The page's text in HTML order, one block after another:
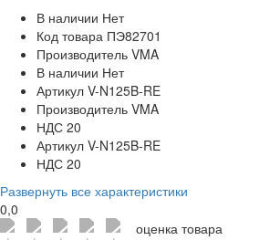
В наличии Нет
Код товара ПЭ82701
Производитель VMA
В наличии Нет
Артикул V-N125B-RE
Производитель VMA
НДС 20
Артикул V-N125B-RE
НДС 20
Развернуть все характеристики
0,0
оценка товара